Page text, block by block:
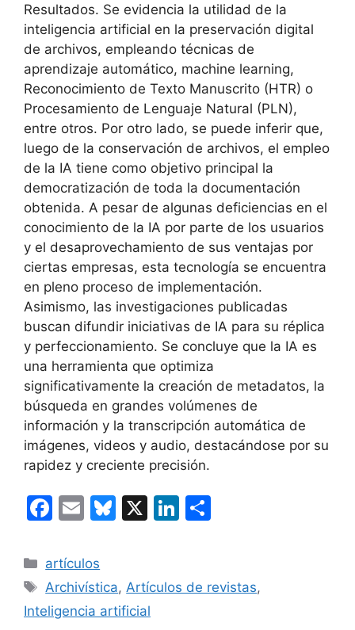
Resultados. Se evidencia la utilidad de la
inteligencia artificial en la preservación digital
de archivos, empleando técnicas de
aprendizaje automático, machine learning,
Reconocimiento de Texto Manuscrito (HTR) o
Procesamiento de Lenguaje Natural (PLN),
entre otros. Por otro lado, se puede inferir que,
luego de la conservación de archivos, el empleo
de la IA tiene como objetivo principal la
democratización de toda la documentación
obtenida. A pesar de algunas deficiencias en el
conocimiento de la IA por parte de los usuarios
y el desaprovechamiento de sus ventajas por
ciertas empresas, esta tecnología se encuentra
en pleno proceso de implementación.
Asimismo, las investigaciones publicadas
buscan difundir iniciativas de IA para su réplica
y perfeccionamiento. Se concluye que la IA es
una herramienta que optimiza
significativamente la creación de metadatos, la
búsqueda en grandes volúmenes de
información y la transcripción automática de
imágenes, videos y audio, destacándose por su
rapidez y creciente precisión.
F
c
e
b
E
ai
l
Bl
s
k
X
Li
e p
Categorías
artículos
Etiquetas
Archivística,Artículos de revistas,
Inteligencia artificial